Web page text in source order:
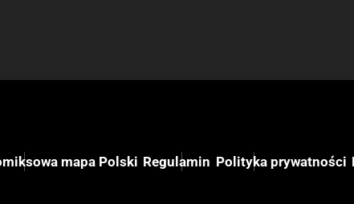
mapa Polski Regulamin Polityka prywatności